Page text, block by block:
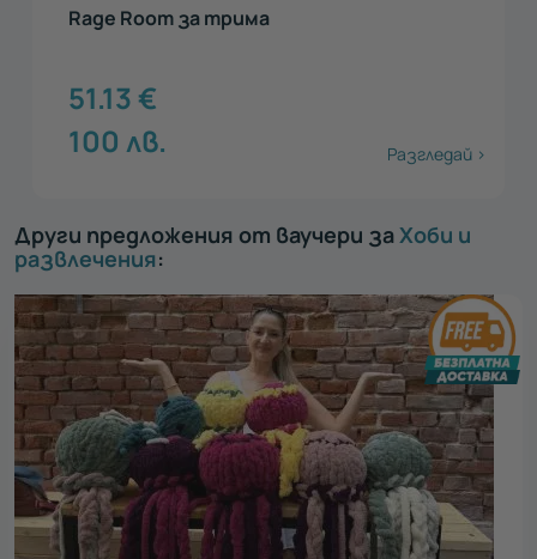
Rage Room за трима
51.13€
100 лв. Разгледай >
Други предложения от ваучери заХоби и
развлечения: